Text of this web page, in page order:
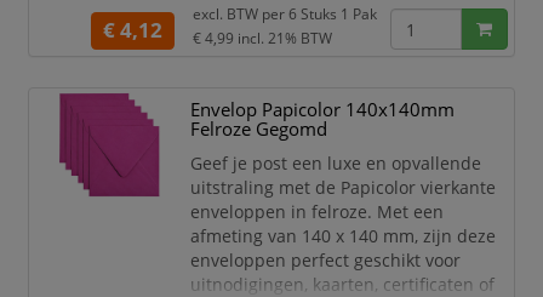
documenten.
professionele uitstraling. De klassieke
metallic ivoorkleur is ideaal voor
speciale gelegenheden en
marketingdoeleinden. He
€ 4,12
excl. BTW per6 Stuks 1 Pak
€ 4,99 incl. 21% BTW
Envelop Papicolor 140x140mm
Felroze Gegomd
Geef je post een luxe en opvallende
uitstraling met de Papicolor vierkante
enveloppen in felroze. Met een
afmeting van 140 x 140 mm, zijn deze
enveloppen perfect geschikt voor
uitnodigingen, kaarten, certificaten of